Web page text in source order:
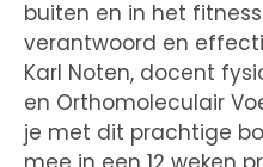
buiten en in het
verantwoord en
Karl Noten, docent
en Orthomoleculair
je met dit prachtige